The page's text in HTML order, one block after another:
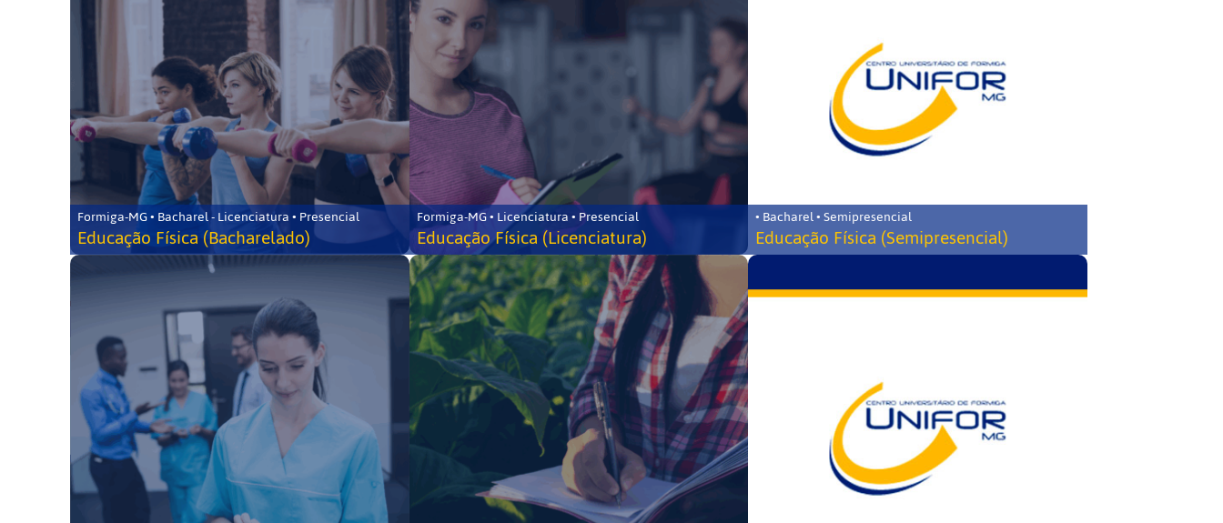
Formiga-MG • Bacharel - Licenciatura • Presencial
Educação Física (Bacharelado)
Formiga-MG • Licenciatura • Presencial
Educação Física (Licenciatura)
• Bacharel • Semipresencial
Educação Física (Semipresencial)